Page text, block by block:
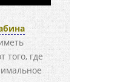
того, где